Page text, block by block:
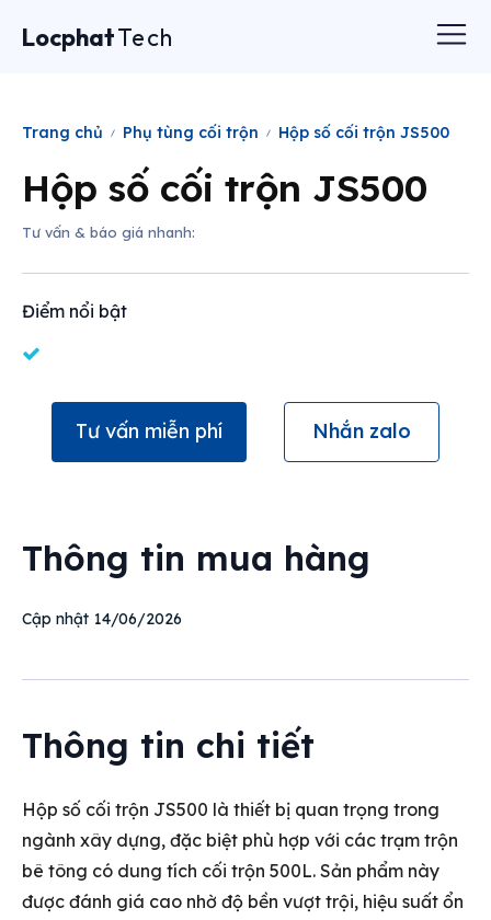
LocphatTech
Trang chủ Phụ tùng cối trộn Hộp số cối trộn JS500
Hộp số cối trộn JS500
Tư vấn & báo giá nhanh:
Điểm nổi bật
Tư vấn miễn phí Nhắn zalo
Thông tin mua hàng
Cập nhật 14/06/2026
Thông tin chi tiết
Hộp số cối trộn JS500 là thiết bị quan trọng trong
ngành xây dựng, đặc biệt phù hợp với các trạm trộn
bê tông có dung tích cối trộn 500L. Sản phẩm này
được đánh giá cao nhờ độ bền vượt trội, hiệu suất ổn